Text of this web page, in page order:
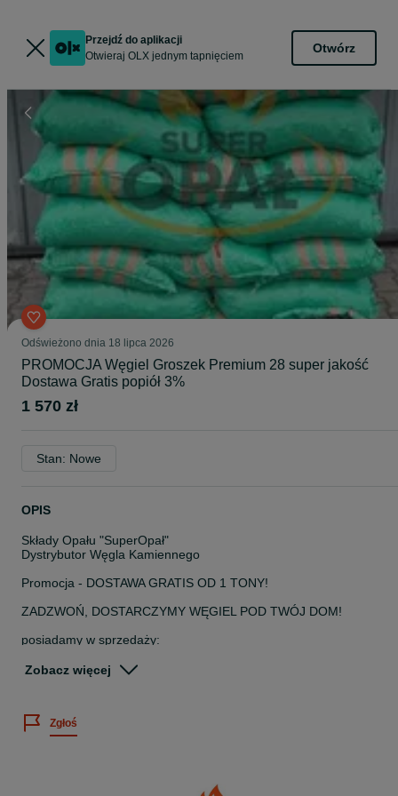
Przejdź do aplikacji
Otwieraj OLX jednym tapnięciem
Otwórz
Odświeżono dnia 18 lipca 2026
PROMOCJA Węgiel Groszek Premium 28 super jakość
Dostawa Gratis popiół 3%
1 570 zł
Stan: Nowe
OPIS
Składy Opału "SuperOpał"
Dystrybutor Węgla Kamiennego
Promocja - DOSTAWA GRATIS OD 1 TONY!
ZADZWOŃ, DOSTARCZYMY WĘGIEL POD TWÓJ DOM!
posiadamy w sprzedaży:
100% Węgiel Kamienny
Dostarczamy w okolice miejscowości:
* Namysłów Bralin Kępno Mroczeń Rychtal Wołczyn Pokój Lubsza
Zobacz więcej
Zgłoś